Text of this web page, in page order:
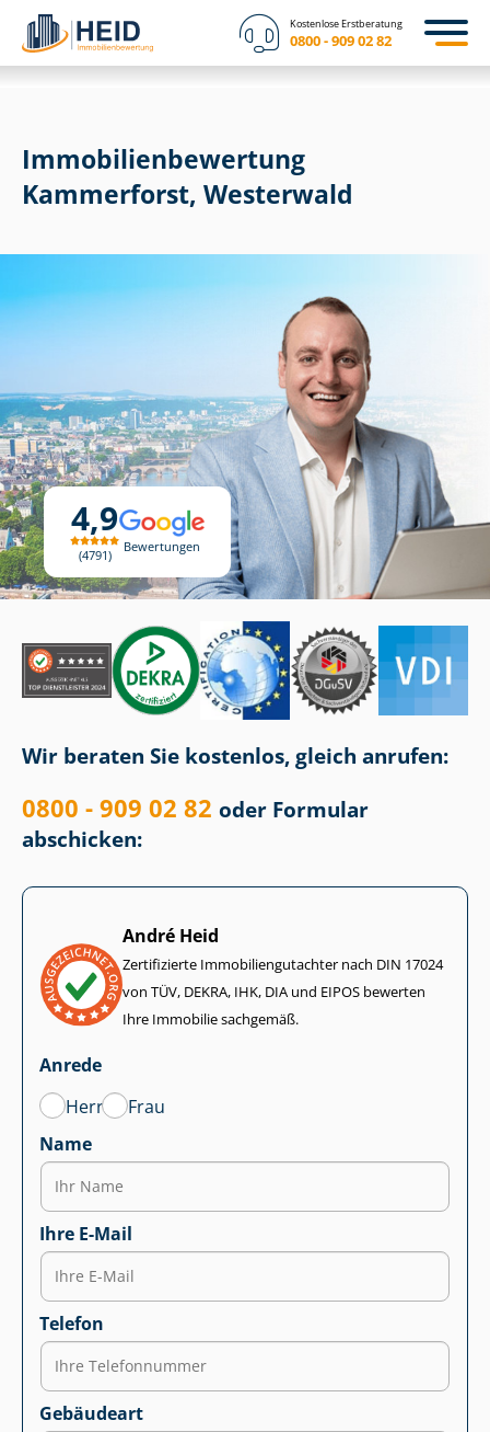
Kostenlose Erstberatung
0800 - 909 02 82
4,9
4791
Bewertungen
Immobilien­bewertung
Kammerforst, Westerwald
Wir beraten Sie kostenlos, gleich anrufen:
0800 - 909 02 82 oder Formular
abschicken:
André Heid
Zertifizierte Im­mo­bi­li­en­gut­ach­ter nach DIN 17024
von TÜV, DEKRA, IHK, DIA und EIPOS bewerten
Ihre Immobilie sachgemäß.
Anrede
Herr
Frau
Name
Ihre E-Mail
Telefon
Gebäudeart